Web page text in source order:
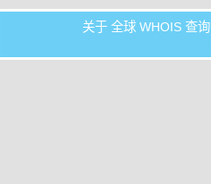
关于 全球 WHOIS 查询